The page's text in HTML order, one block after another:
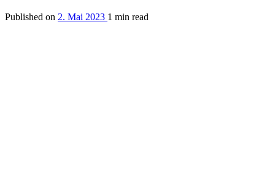
Published on 2. Mai 2023 1 min read